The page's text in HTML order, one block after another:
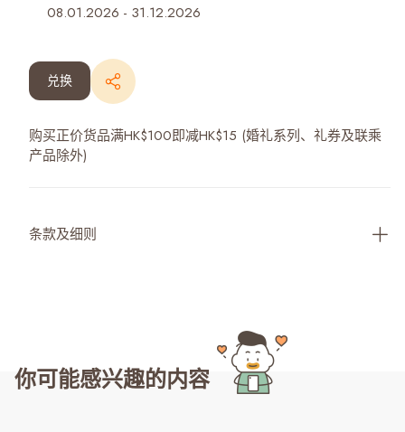
08.01.2026 - 31.12.2026
兑换
购买正价货品满HK$100即减HK$15 (婚礼系列、礼券及联乘
产品除外)
条款及细则
你可能感兴趣的内容